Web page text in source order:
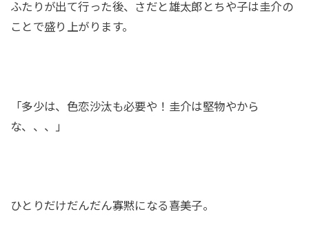
ふたりが出て行った後、さだと雄太郎とちや子は圭介の
ことで盛り上がります。
「多少は、色恋沙汰も必要や！圭介は堅物やから
な、、、」
ひとりだけだんだん寡黙になる喜美子。